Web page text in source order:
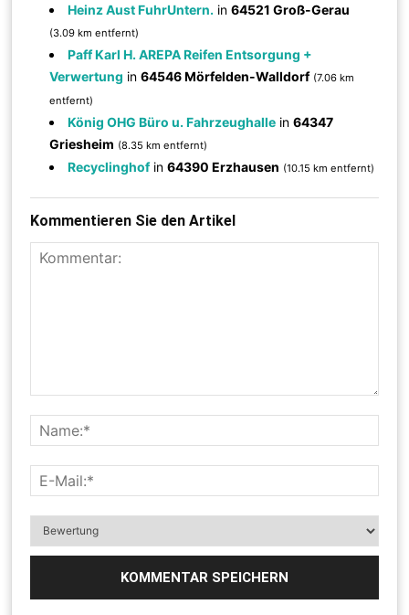
Heinz Aust FuhrUntern. in64521 Groß-Gerau
(3.09 km entfernt)
Paff Karl H. AREPA Reifen Entsorgung +
Verwertung in64546 Mörfelden-Walldorf (7.06 km
entfernt)
König OHG Büro u. Fahrzeughalle in64347
Griesheim (8.35 km entfernt)
Recyclinghofin64390 Erzhausen (10.15 km entfernt)
Kommentieren Sie den Artikel